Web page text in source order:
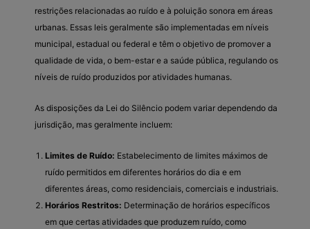
restrições relacionadas ao ruído e à poluição sonora em áreas
urbanas. Essas leis geralmente são implementadas em níveis
municipal, estadual ou federal e têm o objetivo de promover a
qualidade de vida, o bem-estar e a saúde pública, regulando os
níveis de ruído produzidos por atividades humanas.
As disposições da Lei do Silêncio podem variar dependendo da
jurisdição, mas geralmente incluem:
Limites de Ruído: Estabelecimento de limites máximos de
ruído permitidos em diferentes horários do dia e em
diferentes áreas, como residenciais, comerciais e industriais.
Horários Restritos: Determinação de horários específicos
em que certas atividades que produzem ruído, como